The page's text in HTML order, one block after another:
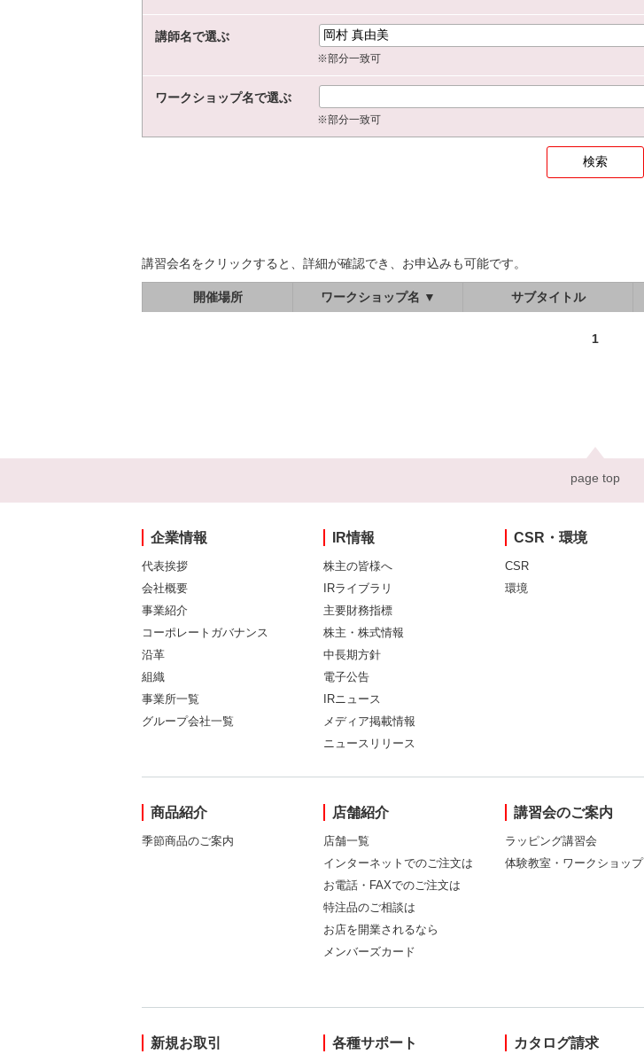
講師名で選ぶ
※部分一致可
ワークショップ名で選ぶ
※部分一致可
講習会名をクリックすると、詳細が確認でき、お申込みも可能です。
開催場所 ワークショップ名 ▼ サブタイトル
1
page top
企業情報
代表挨拶
会社概要
事業紹介
コーポレートガバナンス
沿革
組織
事業所一覧
グループ会社一覧
IR情報
株主の皆様へ
IRライブラリ
主要財務指標
株主・株式情報
中長期方針
電子公告
IRニュース
メディア掲載情報
ニュースリリース
CSR・環境
CSR
環境
商品紹介
季節商品のご案内
店舗紹介
店舗一覧
インターネットでのご注文は
お電話・FAXでのご注文は
特注品のご相談は
お店を開業されるなら
メンバーズカード
講習会のご案内
ラッピング講習会
体験教室・ワークショップ
新規お取引 各種サポート カタログ請求